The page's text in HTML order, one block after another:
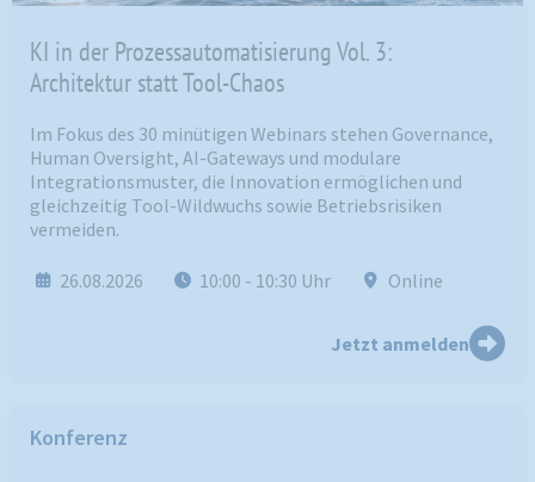
KI in der Prozessautomatisierung Vol. 3:
Architektur statt Tool-Chaos
Im Fokus des 30 minütigen Webinars stehen Governance,
Human Oversight, AI-Gateways und modulare
Integrationsmuster, die Innovation ermöglichen und
gleichzeitig Tool-Wildwuchs sowie Betriebsrisiken
vermeiden.
26.08.2026 10:00 - 10:30 Uhr Online
Jetzt anmelden
Konferenz